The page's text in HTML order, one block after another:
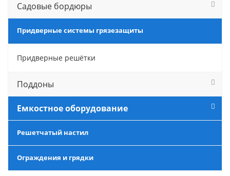
Садовые бордюры
Придверные системы грязезащиты
Придверные решётки
Поддоны
Емкостное оборудование
Решетчатый настил
Ограждения и грядки